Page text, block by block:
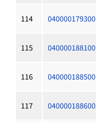
114 040000179300
115 040000188100
116 040000188500
117 040000188600